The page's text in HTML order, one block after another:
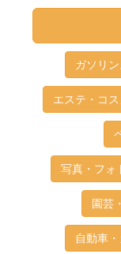
ガソリ
エステ・コ
写真・フォ
園芸
自動車